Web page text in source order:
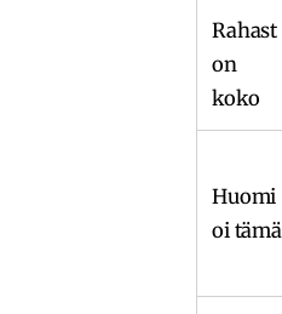
Rahast
on
koko
Huomi
oi tämä